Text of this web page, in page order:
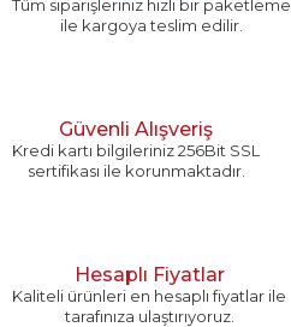
Tüm siparişleriniz hızlı bir paketleme
ile kargoya teslim edilir.
Güvenli Alışveriş
Kredi kartı bilgileriniz 256Bit SSL
sertifikası ile korunmaktadır.
Hesaplı Fiyatlar
Kaliteli ürünleri en hesaplı fiyatlar ile
tarafınıza ulaştırıyoruz.